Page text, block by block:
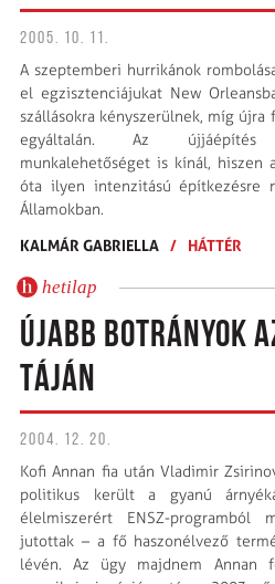
2005. 10. 11.
A szeptemberi hurrikánok
el egzisztenciájukat New
szállásokra kényszerülnek, míg
egyáltalán. Az újjáépítés
munkalehetőséget is kínál, hiszen
óta ilyen intenzitású építkezésre
Államokban.
KALMÁR GABRIELLA / HÁTTÉR
hetilap
ÚJABB BOTRÁNYOK
TÁJÁN
2004. 12. 20.
Kofi Annan fia után Vladimir
politikus került a gyanú
élelmiszerért ENSZ-programból
jutottak – a fő haszonélvező
lévén. Az ügy majdnem Annan